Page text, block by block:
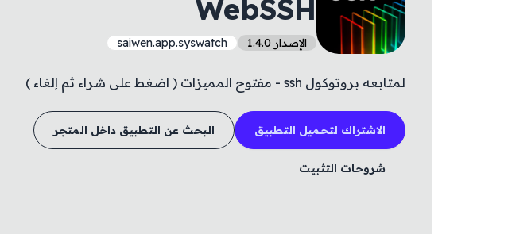
WebSSH
الإصدار 1.4.0 saiwen.app.syswatch
لمتابعه بروتوكول ssh - مفتوح المميزات ( اضغط على شراء ثم إلغاء )
الاشتراك لتحميل التطبيق البحث عن التطبيق داخل المتجر
شروحات التثبيت